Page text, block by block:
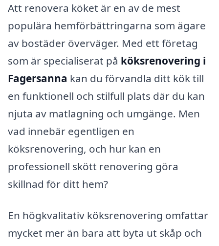
Att renovera köket är en av de mest
populära hemförbättringarna som ägare
av bostäder överväger. Med ett företag
som är specialiserat på köksrenovering i
Fagersanna kan du förvandla ditt kök till
en funktionell och stilfull plats där du kan
njuta av matlagning och umgänge. Men
vad innebär egentligen en
köksrenovering, och hur kan en
professionell skött renovering göra
skillnad för ditt hem?
En högkvalitativ köksrenovering omfattar
mycket mer än bara att byta ut skåp och